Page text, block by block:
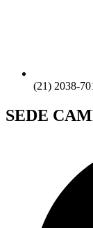
(21) 2038-
SEDE